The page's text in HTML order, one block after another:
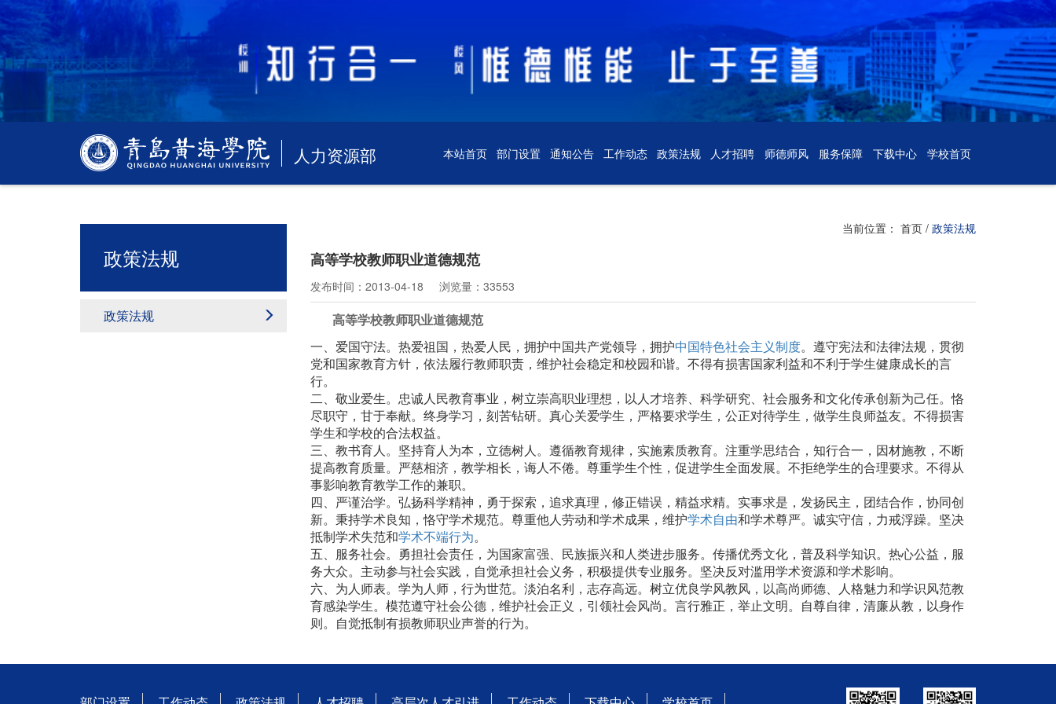
人力资源部 本站首页 部门设置 通知公告 工作动态 政策法规 人才招聘 师德师风 服务保障 下载中心 学校首页
政策法规
政策法规
当前位置： 首页 / 政策法规
高等学校教师职业道德规范
发布时间：2013-04-18 浏览量：33553
高等学校教师职业道德规范
一、爱国守法。热爱祖国，热爱人民，拥护中国共产党领导，拥护中国特色社会主义制度。遵守宪法和法律法规，贯彻
党和国家教育方针，依法履行教师职责，维护社会稳定和校园和谐。不得有损害国家利益和不利于学生健康成长的言
行。
二、敬业爱生。忠诚人民教育事业，树立崇高职业理想，以人才培养、科学研究、社会服务和文化传承创新为己任。恪
尽职守，甘于奉献。终身学习，刻苦钻研。真心关爱学生，严格要求学生，公正对待学生，做学生良师益友。不得损害
学生和学校的合法权益。
三、教书育人。坚持育人为本，立德树人。遵循教育规律，实施素质教育。注重学思结合，知行合一，因材施教，不断
提高教育质量。严慈相济，教学相长，诲人不倦。尊重学生个性，促进学生全面发展。不拒绝学生的合理要求。不得从
事影响教育教学工作的兼职。
四、严谨治学。弘扬科学精神，勇于探索，追求真理，修正错误，精益求精。实事求是，发扬民主，团结合作，协同创
新。秉持学术良知，恪守学术规范。尊重他人劳动和学术成果，维护学术自由和学术尊严。诚实守信，力戒浮躁。坚决
抵制学术失范和学术不端行为。
五、服务社会。勇担社会责任，为国家富强、民族振兴和人类进步服务。传播优秀文化，普及科学知识。热心公益，服
务大众。主动参与社会实践，自觉承担社会义务，积极提供专业服务。坚决反对滥用学术资源和学术影响。
六、为人师表。学为人师，行为世范。淡泊名利，志存高远。树立优良学风教风，以高尚师德、人格魅力和学识风范教
育感染学生。模范遵守社会公德，维护社会正义，引领社会风尚。言行雅正，举止文明。自尊自律，清廉从教，以身作
则。自觉抵制有损教师职业声誉的行为。